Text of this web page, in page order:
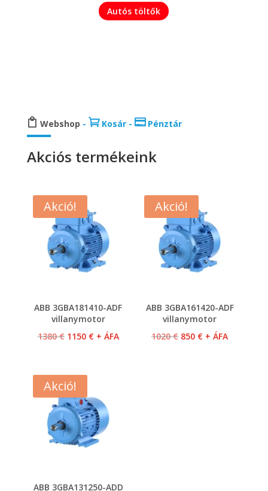
Autós töltők
Akciós termékeink
 Webshop - Kosár- Pénztár
Akció!
ABB 3GBA181410-ADF
villanymotor
1380€ Original
1380 €.
1150 €Current
+ ÁFA
Akció!
ABB 3GBA161420-ADF
villanymotor
1020€ Original
850 €Current
+ ÁFA
Akció!
ABB 3GBA131250-ADD